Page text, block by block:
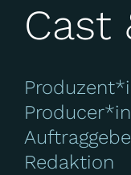
Cast
Producer*in
Redaktion